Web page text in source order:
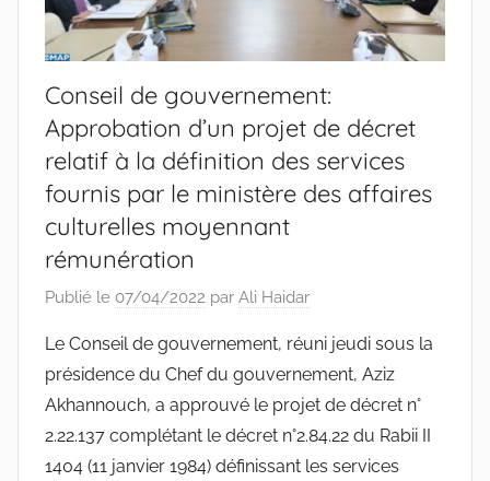
Conseil de gouvernement:
Approbation d’un projet de décret
relatif à la définition des services
fournis par le ministère des affaires
culturelles moyennant
rémunération
Publié le 07/04/2022 par Ali Haidar
Le Conseil de gouvernement, réuni jeudi sous la
présidence du Chef du gouvernement, Aziz
Akhannouch, a approuvé le projet de décret n°
2.22.137 complétant le décret n°2.84.22 du Rabii II
1404 (11 janvier 1984) définissant les services